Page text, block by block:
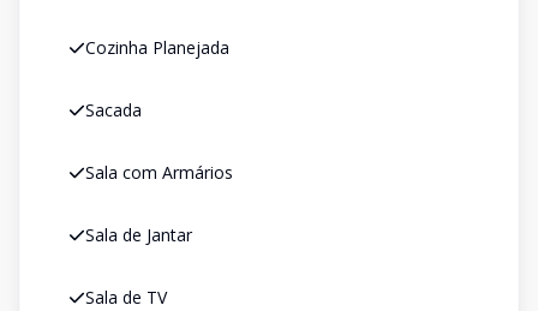
Cozinha Planejada
Sacada
Sala com Armários
Sala de Jantar
Sala de TV